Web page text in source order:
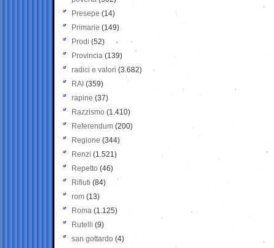
Presepe (14)
Primarie (149)
Prodi (52)
Provincia (139)
radici e valori (3.682)
RAI (359)
rapine (37)
Razzismo (1.410)
Referendum (200)
Regione (344)
Renzi (1.521)
Repetto (46)
Rifiuti (84)
rom (13)
Roma (1.125)
Rutelli (9)
san gottardo (4)